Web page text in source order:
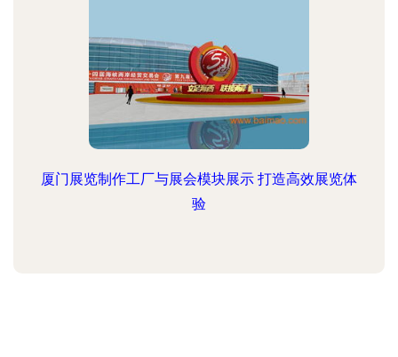
厦门展览制作工厂与展会模块展示 打造高效展览体
验